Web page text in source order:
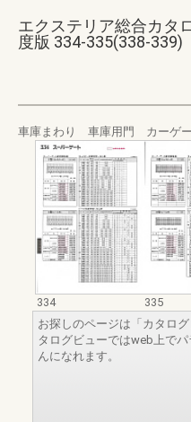
エクステリア総合カ
度版 334-335(338-339)
車庫まわり 車庫用門 カーゲー
334
335
お探しのページは「カタロ
タログビューではweb上で
んになれます。